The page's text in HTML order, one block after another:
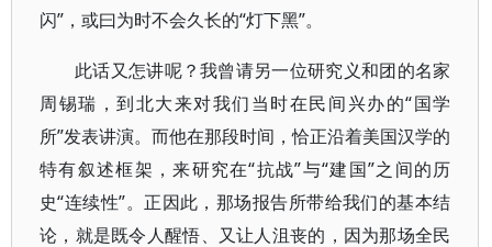
闪”，或曰为时不会久长的“灯下黑”。
此话又怎讲呢？我曾请另一位研究义和团的名家
周锡瑞，到北大来对我们当时在民间兴办的“国学
所”发表讲演。而他在那段时间，恰正沿着美国汉学的
特有叙述框架，来研究在“抗战”与“建国”之间的历
史“连续性”。正因此，那场报告所带给我们的基本结
论，就是既令人醒悟、又让人沮丧的，因为那场全民